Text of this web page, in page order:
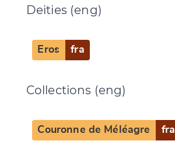
Deities (eng)
Eros fra
Collections (eng)
Couronne de Méléagre fra
Change language